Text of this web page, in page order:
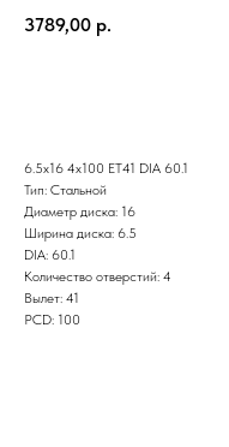
3789,00 р.
6.5x16 4x100 ET41 DIA 60.1
Тип: Стальной
Диаметр диска: 16
Ширина диска: 6.5
DIA: 60.1
Количество отверстий: 4
Вылет: 41
PCD: 100